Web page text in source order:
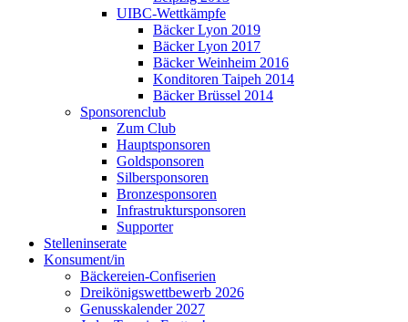
UIBC-Wettkämpfe
Bäcker Lyon 2019
Bäcker Lyon 2017
Bäcker Weinheim 2016
Konditoren Taipeh 2014
Bäcker Brüssel 2014
Sponsorenclub
Zum Club
Hauptsponsoren
Goldsponsoren
Silbersponsoren
Bronzesponsoren
Infrastruktursponsoren
Supporter
Stelleninserate
Konsument/in
Bäckereien-Confiserien
Dreikönigswettbewerb 2026
Genusskalender 2027